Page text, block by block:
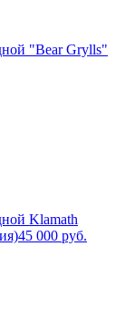
"Bear Grylls"
Klamath
45 000 руб.